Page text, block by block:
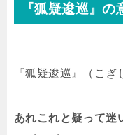
『狐疑逡巡』の
『狐疑逡巡』（こ
あれこれと疑って迷